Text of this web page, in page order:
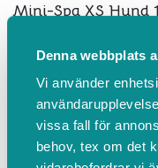
Denna webbplats
Vi använder
vissa fall för
behov, tex om det
Mini-Spa XS Hund
600,00 SEK
Bad, fön,
Mer info